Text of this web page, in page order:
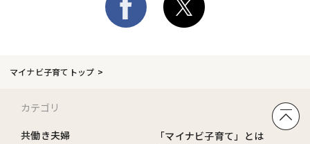
マイナビ子育てトップ
カテゴリ
共働き夫婦
「マイナビ子育て」とは